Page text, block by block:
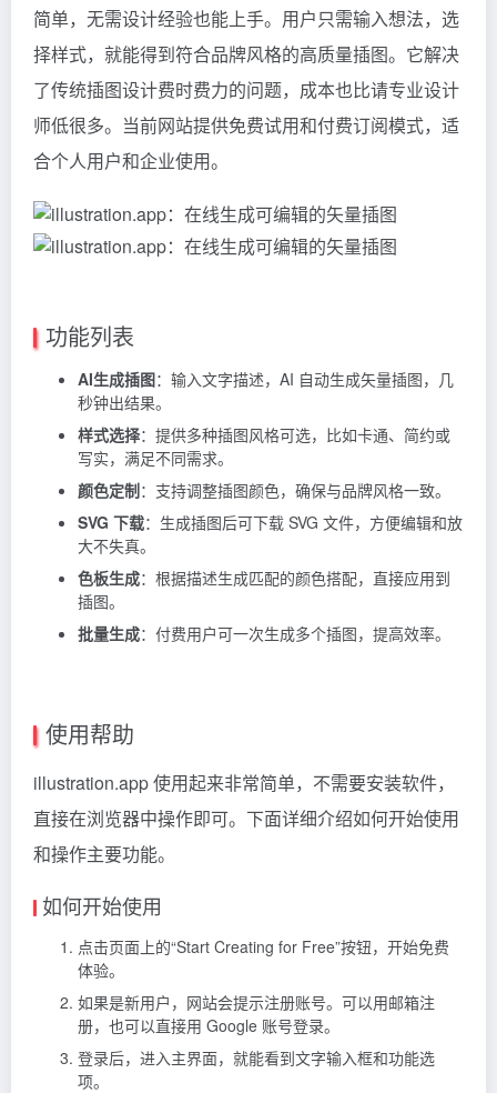
简单，无需设计经验也能上手。用户只需输入想法，选
择样式，就能得到符合品牌风格的高质量插图。它解决
了传统插图设计费时费力的问题，成本也比请专业设计
师低很多。当前网站提供免费试用和付费订阅模式，适
合个人用户和企业使用。
功能列表
AI生成插图：输入文字描述，AI 自动生成矢量插图，几
秒钟出结果。
样式选择：提供多种插图风格可选，比如卡通、简约或
写实，满足不同需求。
颜色定制：支持调整插图颜色，确保与品牌风格一致。
SVG 下载：生成插图后可下载 SVG 文件，方便编辑和放
大不失真。
色板生成：根据描述生成匹配的颜色搭配，直接应用到
插图。
批量生成：付费用户可一次生成多个插图，提高效率。
使用帮助
illustration.app 使用起来非常简单，不需要安装软件，
直接在浏览器中操作即可。下面详细介绍如何开始使用
和操作主要功能。
如何开始使用
点击页面上的“Start Creating for Free”按钮，开始免费
体验。
如果是新用户，网站会提示注册账号。可以用邮箱注
册，也可以直接用 Google 账号登录。
登录后，进入主界面，就能看到文字输入框和功能选
项。